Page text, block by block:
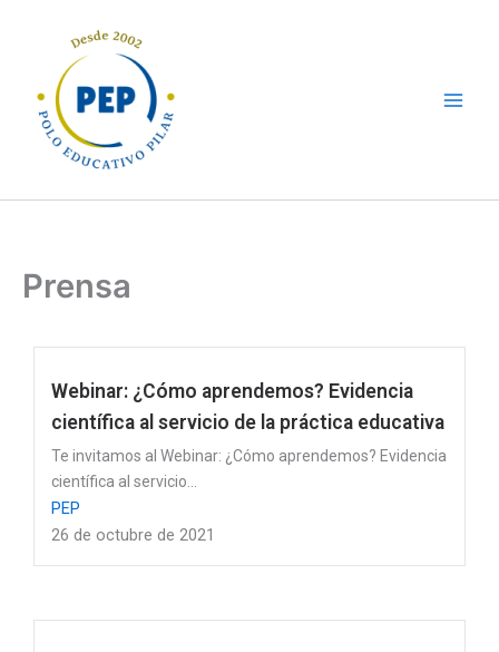
contenido
Prensa
Webinar: ¿Cómo aprendemos? Evidencia
científica al servicio de la práctica educativa
Te invitamos al Webinar: ¿Cómo aprendemos? Evidencia
científica al servicio...
PEP
26 de octubre de 2021